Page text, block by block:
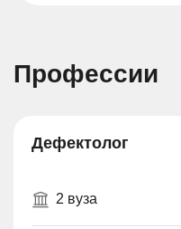
Профессии
Дефектолог
2 вуза